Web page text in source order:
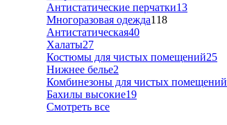
Антистатические перчатки13
Многоразовая одежда118
Антистатическая40
Халаты27
Костюмы для чистых помещений25
Нижнее белье2
Комбинезоны для чистых помещений
Бахилы высокие19
Смотреть все